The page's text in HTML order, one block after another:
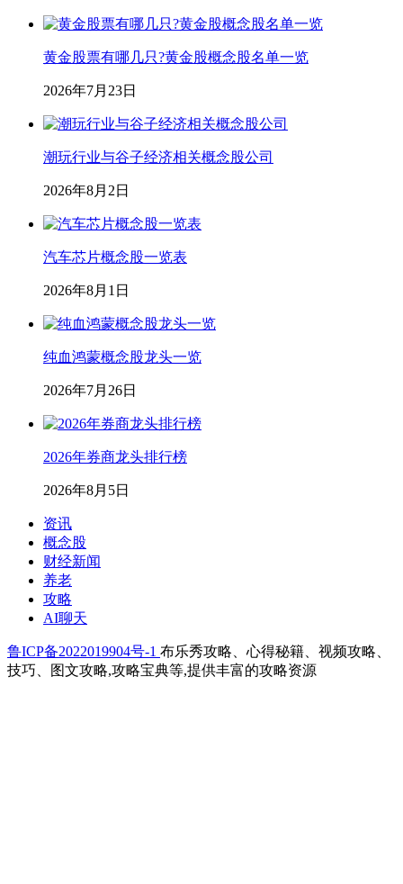
黄金股票有哪几只?黄金股概念股名单一览
2026年7月23日
潮玩行业与谷子经济相关概念股公司
2026年8月2日
汽车芯片概念股一览表
2026年8月1日
纯血鸿蒙概念股龙头一览
2026年7月26日
2026年券商龙头排行榜
2026年8月5日
资讯
概念股
财经新闻
养老
攻略
AI聊天
鲁ICP备2022019904号-1 布乐秀攻略、心得秘籍、视频攻略、
技巧、图文攻略,攻略宝典等,提供丰富的攻略资源